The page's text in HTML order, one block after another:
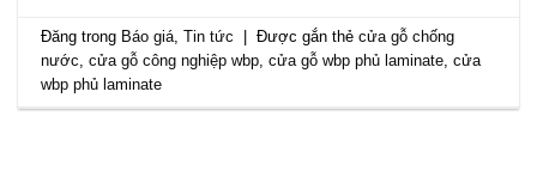
Đăng trong Báo giá ,Tin tức Được gắn thẻcửa gỗ chống
nước ,cửa gỗ công nghiệp wbp ,cửa gỗ wbp phủ laminate ,cửa
wbp phủ laminate